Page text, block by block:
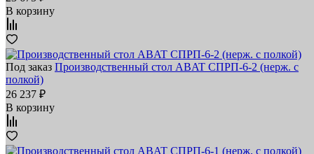
В корзину
Под заказ Производственный стол ABAT СПРП-6-2 (нерж. с
полкой)
26 237 ₽
В корзину